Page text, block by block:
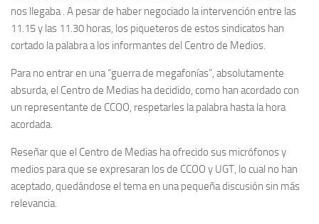
nos llegaba . A pesar de haber negociado la intervención entre las
11.15 y las 11.30 horas, los piqueteros de estos sindicatos han
cortado la palabra a los informantes del Centro de Medios.
Para no entrar en una “guerra de megafonías”, absolutamente
absurda, el Centro de Medias ha decidido, como han acordado con
un representante de CCOO, respetarles la palabra hasta la hora
acordada.
Reseñar que el Centro de Medias ha ofrecido sus micrófonos y
medios para que se expresaran los de CCOO y UGT, lo cual no han
aceptado, quedándose el tema en una pequeña discusión sin más
relevancia.